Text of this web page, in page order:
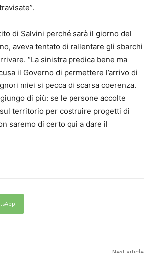
di Salvini perché sarà il giorno del
aveva tentato di rallentare gli sbarchi
“La sinistra predica bene ma
il Governo di permettere l’arrivo di
miei si pecca di scarsa coerenza.
di più: se le persone accolte
territorio per costruire progetti di
saremo di certo qui a dare il